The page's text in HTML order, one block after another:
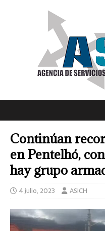
Continúan
en Pentelhó,
hay grupo
4 julio, 2023 ASICH